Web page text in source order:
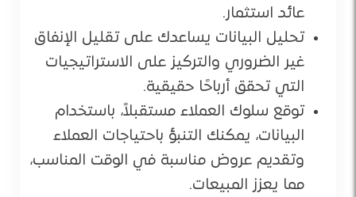
عائد استثمار.
تحليل البيانات يساعدك على تقليل الإنفاق
غير الضروري والتركيز على الاستراتيجيات
التي تحقق أرباحًا حقيقية.
توقع سلوك العملاء مستقبلاً، باستخدام
البيانات، يمكنك التنبؤ باحتياجات العملاء
وتقديم عروض مناسبة في الوقت المناسب،
مما يعزز المبيعات.